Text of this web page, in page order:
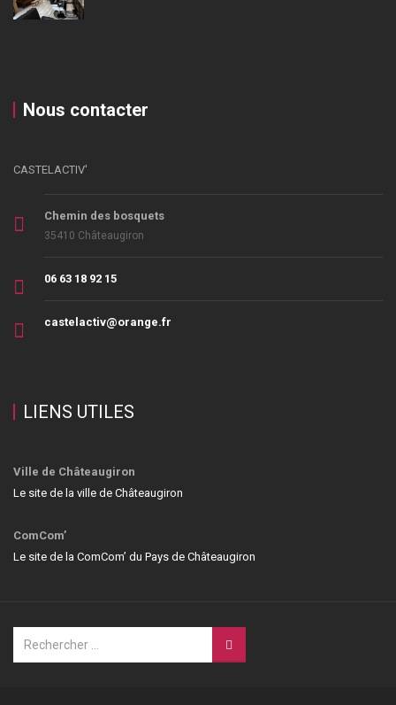
Nous contacter
CASTELACTIV'
Chemin des bosquets
35410 Châteaugiron
06 63 18 92 15
castelactiv@orange.fr
LIENS UTILES
Ville de Châteaugiron
Le site de la ville de Châteaugiron
ComCom’
Le site de la ComCom’ du Pays de Châteaugiron